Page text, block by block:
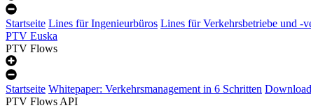
Startseite Lines für Ingenieurbüros Lines für Verkehrsbetriebe und -
PTV Euska
PTV Flows
Startseite Whitepaper: Verkehrsmanagement in 6 Schritten
PTV Flows API